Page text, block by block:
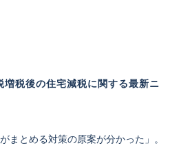
税後の住宅減税に関する最新ニ
まとめる対策の原案が分かった」。